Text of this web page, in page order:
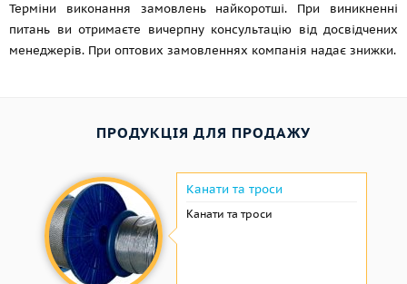
Терміни виконання замовлень найкоротші. При виникненні
питань ви отримаєте вичерпну консультацію від досвідчених
менеджерів. При оптових замовленнях компанія надає знижки.
ПРОДУКЦІЯ ДЛЯ ПРОДАЖУ
Канати та троси
Канати та троси